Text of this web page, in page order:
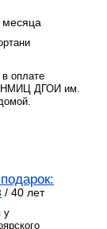
месяца
оплате
НМИЦ ДГОИ им.
/ 40 лет
у